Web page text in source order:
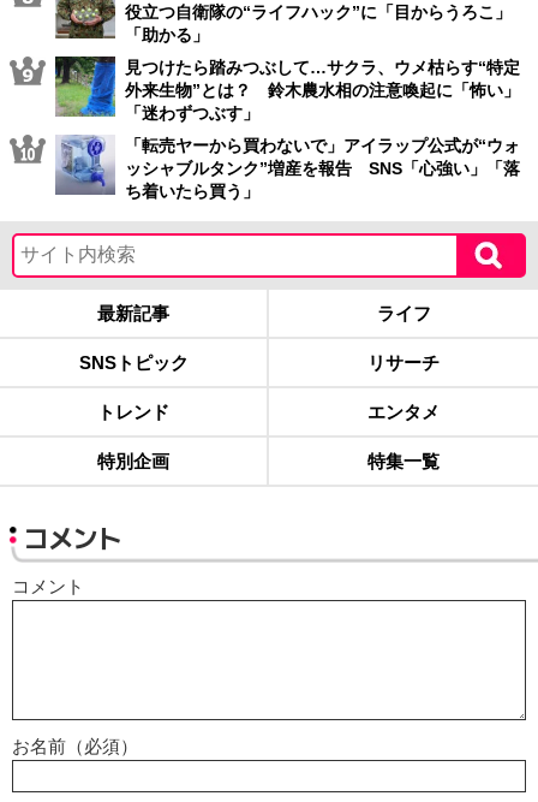
役立つ自衛隊の“ライフハック”に「目からうろこ」
「助かる」
見つけたら踏みつぶして…サクラ、ウメ枯らす“特定
外来生物”とは？ 鈴木農水相の注意喚起に「怖い」
「迷わずつぶす」
「転売ヤーから買わないで」アイラップ公式が“ウォ
ッシャブルタンク”増産を報告 SNS「心強い」「落
ち着いたら買う」
最新記事 ライフ
SNSトピック リサーチ
トレンド エンタメ
特別企画 特集一覧
コメント
コメント
お名前（必須）